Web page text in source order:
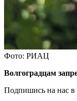
Фото: РИАЦ
Волгоградцам
Подпишись на нас в